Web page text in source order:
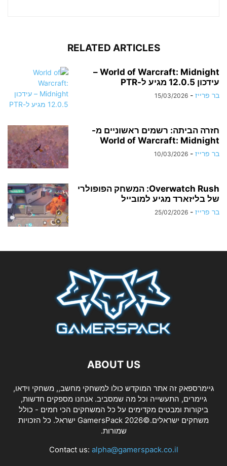
RELATED ARTICLES
World of Warcraft: Midnight –
עידכון 12.0.5 מגיע ל-PTR
בר פרייז -
15/03/2026
חזרה הביתה: רשמים ראשוניים מ-
World of Warcraft: Midnight
בר פרייז -
10/03/2026
Overwatch Rush: המשחק הפופולרי
של בליזארד מגיע למובייל
בר פרייז -
25/02/2026
ABOUT US
גיימרספאק זה אתר המוקדש כולו למשחקי מחשב,, משחקי וידאו,
גיימרים, התעשייה וכל מה שמסביב. אנחנו מספקים חדשות,
ביקורות ומבטים מקדימים על כל המשחקים הכי חמים - כולל
משחקים ישראלים.©2026 GamersPack ישראל. כל הזכויות
שמורות.
Contact us: alpha@gamerspack.co.il